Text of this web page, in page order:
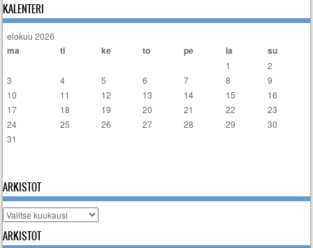
KALENTERI
elokuu 2026
ma ti ke to pe la su
1
2
3
4 5 6 7 8
9
10
11 12 13 14 15
16
17
18 19 20 21 22
23
24
25 26 27 28 29
30
31
ARKISTOT
Arkistot
ARKISTOT